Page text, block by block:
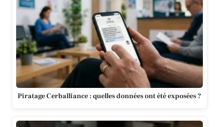
Piratage Cerballiance : quelles données ont été exposées ?